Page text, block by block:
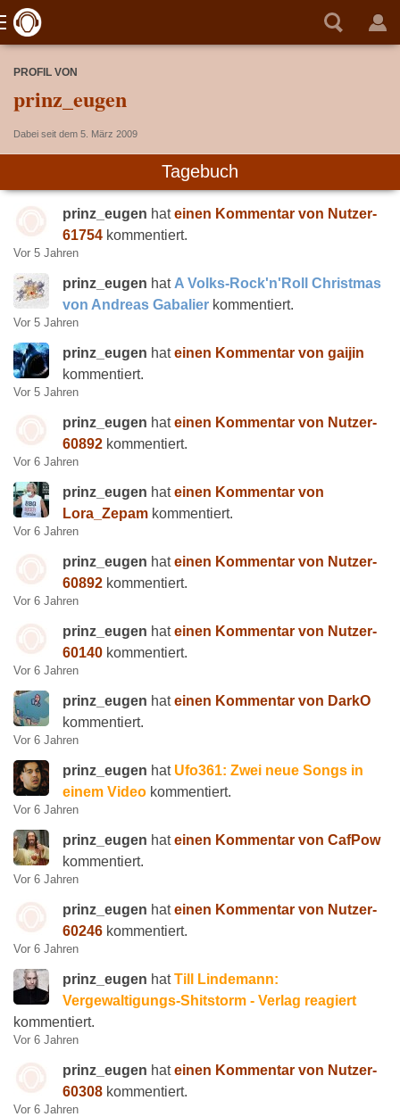
PROFIL VON
prinz_eugen
Dabei seit dem 5. März 2009
Tagebuch
prinz_eugen hateinen Kommentar von Nutzer-
61754 kommentiert.
Vor 5 Jahren
prinz_eugen hat A Volks-Rock'n'Roll Christmas
von Andreas Gabalier kommentiert.
Vor 5 Jahren
prinz_eugen hateinen Kommentar von gaijin
kommentiert.
Vor 5 Jahren
prinz_eugen hateinen Kommentar von Nutzer-
60892 kommentiert.
Vor 6 Jahren
prinz_eugen hateinen Kommentar von
Lora_Zepam kommentiert.
Vor 6 Jahren
prinz_eugen hateinen Kommentar von Nutzer-
60892 kommentiert.
Vor 6 Jahren
prinz_eugen hateinen Kommentar von Nutzer-
60140 kommentiert.
Vor 6 Jahren
prinz_eugen hateinen Kommentar von DarkO
kommentiert.
Vor 6 Jahren
prinz_eugen hat Ufo361: Zwei neue Songs in
einem Video kommentiert.
Vor 6 Jahren
prinz_eugen hateinen Kommentar von CafPow
kommentiert.
Vor 6 Jahren
prinz_eugen hateinen Kommentar von Nutzer-
60246 kommentiert.
Vor 6 Jahren
prinz_eugen hatTill Lindemann:
Vergewaltigungs-Shitstorm - Verlag reagiert
kommentiert.
Vor 6 Jahren
prinz_eugen hateinen Kommentar von Nutzer-
60308 kommentiert.
Vor 6 Jahren